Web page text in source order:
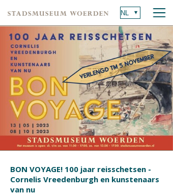
BON VOYAGE! 100 jaar reisschetsen -
Cornelis Vreedenburgh en kunstenaars
van nu